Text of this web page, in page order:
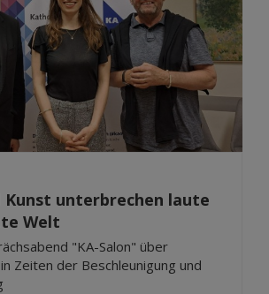
Kunst unterbrechen laute
Welt
"KA-Salon" über
Zeiten der Beschleunigung und